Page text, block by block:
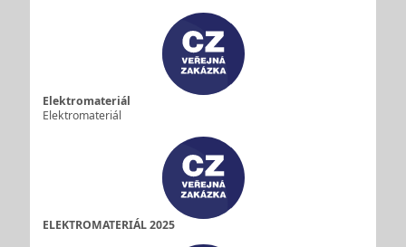
Elektromateriál
Elektromateriál
ELEKTROMATERIÁL 2025